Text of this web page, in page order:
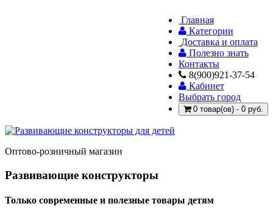
Главная
Категории
Доставка и оплата
Полезно знать
Контакты
8(900)921-37-54
Кабинет
Выбрать город
0 товар(ов) - 0 руб.
Оптово-розничный магазин
Развивающие конструкторы
Только современные и полезные товары детям